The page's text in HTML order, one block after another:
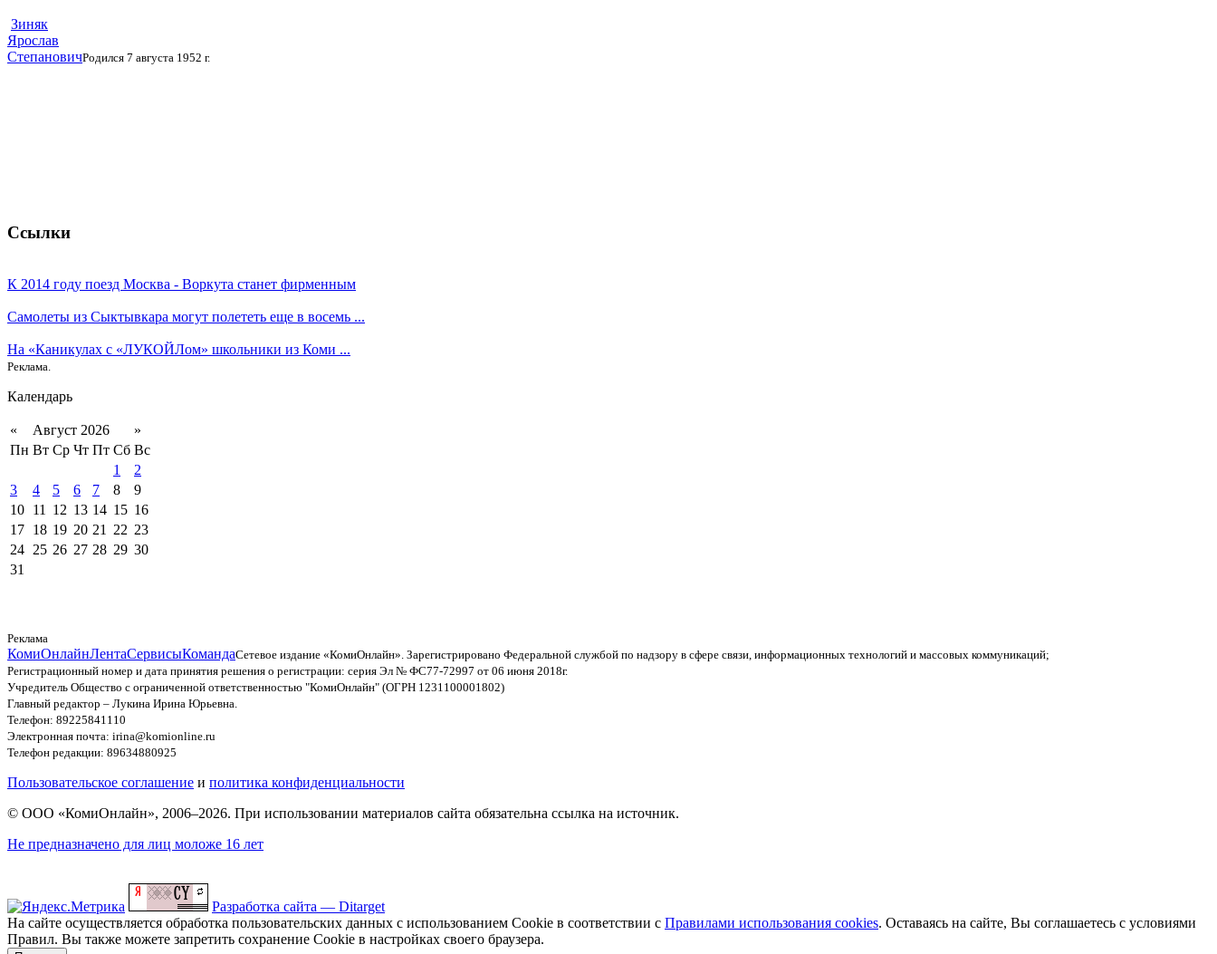
Зиняк
Ярослав
СтепановичРодился 7 августа 1952 г.
Ссылки
К 2014 году поезд Москва - Воркута станет фирменным
Самолеты из Сыктывкара могут полететь еще в восемь ...
На «Каникулах с «ЛУКОЙЛом» школьники из Коми ...
Реклама.
Календарь
« Август 2026
»
Пн Вт Ср Чт Пт Сб Вс
1
2
3
4 5 6 7 8
9
10 11 12 13 14 15 16
17 18 19 20 21 22 23
24 25 26 27 28 29 30
31
Реклама
КомиОнлайнЛентаСервисыКомандаСетевое издание «КомиОнлайн». Зарегистрировано Федеральной службой по надзору в сфере связи, информационных технологий и массовых коммуникаций;
Регистрационный номер и дата принятия решения о регистрации: серия Эл № ФС77-72997 от 06 июня 2018г.
Учредитель Общество с ограниченной ответственностью "КомиОнлайн" (ОГРН 1231100001802)
Главный редактор – Лукина Ирина Юрьевна.
Телефон: 89225841110
Электронная почта: irina@komionline.ru
Телефон редакции: 89634880925
Пользовательское соглашение и политика конфиденциальности
© ООО «КомиОнлайн», 2006–2026. При использовании материалов сайта обязательна ссылка на источник.
Не предназначено для лиц моложе 16 лет
Разработка сайта — Ditarget
На сайте осуществляется обработка пользовательских данных с использованием Cookie в соответствии с Правилами использования cookies. Оставаясь на сайте, Вы соглашаетесь с условиями
Правил. Вы также можете запретить сохранение Cookie в настройках своего браузера.